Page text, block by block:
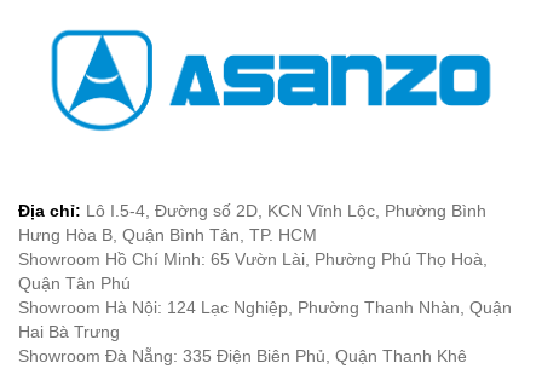
Địa chỉ: Lô I.5-4, Đường số 2D, KCN Vĩnh Lộc, Phường Bình
Hưng Hòa B, Quận Bình Tân, TP. HCM
Showroom Hồ Chí Minh: 65 Vườn Lài, Phường Phú Thọ Hoà,
Quận Tân Phú
Showroom Hà Nội: 124 Lạc Nghiệp, Phường Thanh Nhàn, Quận
Hai Bà Trưng
Showroom Đà Nẵng: 335 Điện Biên Phủ, Quận Thanh Khê